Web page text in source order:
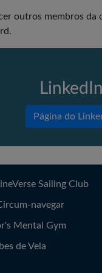
outros membros
Página do
Sailing Club
navegar
Mental Gym
de Vela